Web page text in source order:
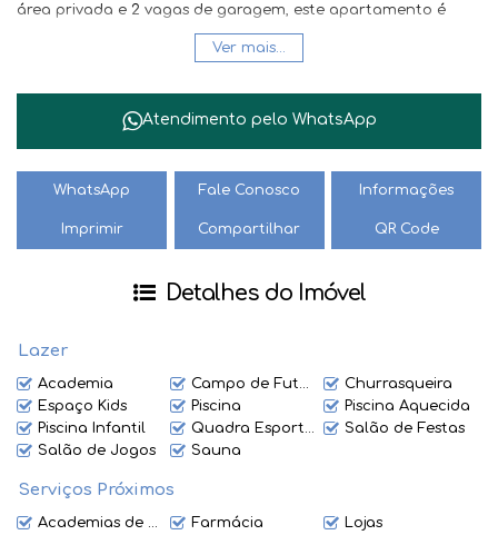
área privada e 2 vagas de garagem, este apartamento é
perfeito para quem busca conforto e comodidade.
agende uma visita! Este é o imóvel dos seus sonhos, venha
Ver mais...
Atendimento pelo WhatsApp
WhatsApp Fale Conosco Informações
Imprimir Compartilhar QR Code
Detalhes do Imóvel
Lazer
Academia Campo de Futebol
Churrasqueira
Espaço Kids
Piscina
Piscina Aquecida
Piscina Infantil
Quadra Esportiva
Salão de Festas
Salão de Jogos
Sauna
Serviços Próximos
Academias de ginástica Farmácia
Lojas